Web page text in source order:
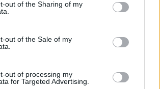
visit or usage behaviour. You may click to
to Google and its third-party tags to
below specified purposes in below Google
out of the Sharing of my
out of the Sale of my
out of processing my
for Targeted Advertising.
på vårt nyhetsbrev
Prenumerera